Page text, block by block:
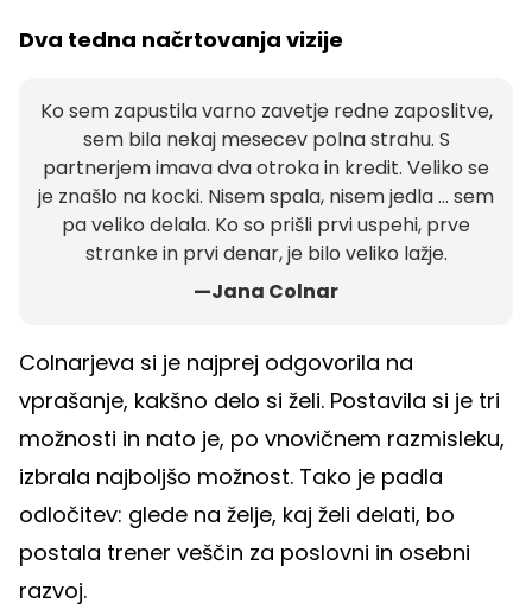
Dva tedna načrtovanja vizije
Ko sem zapustila varno zavetje redne zaposlitve,
sem bila nekaj mesecev polna strahu. S
partnerjem imava dva otroka in kredit. Veliko se
je znašlo na kocki. Nisem spala, nisem jedla ... sem
pa veliko delala. Ko so prišli prvi uspehi, prve
stranke in prvi denar, je bilo veliko lažje.
—Jana Colnar
Colnarjeva si je najprej odgovorila na
vprašanje, kakšno delo si želi. Postavila si je tri
možnosti in nato je, po vnovičnem razmisleku,
izbrala najboljšo možnost. Tako je padla
odločitev: glede na želje, kaj želi delati, bo
postala trener veščin za poslovni in osebni
razvoj.